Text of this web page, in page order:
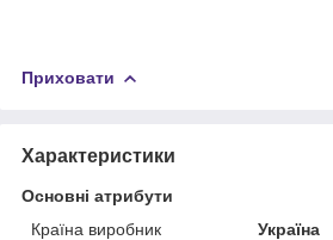
Приховати
Характеристики
Основні атрибути
Країна виробник
Україна